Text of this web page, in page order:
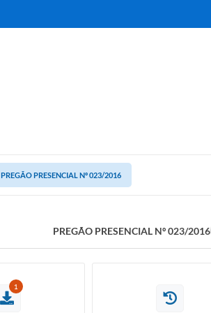
PREGÃO PRESENCIAL Nº 023/2016
PREGÃO PRESENCIAL Nº 023/2016
1